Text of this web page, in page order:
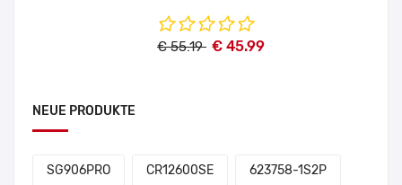
€ 55.19 € 45.99
NEUE PRODUKTE
SG906PRO CR12600SE 623758-1S2P